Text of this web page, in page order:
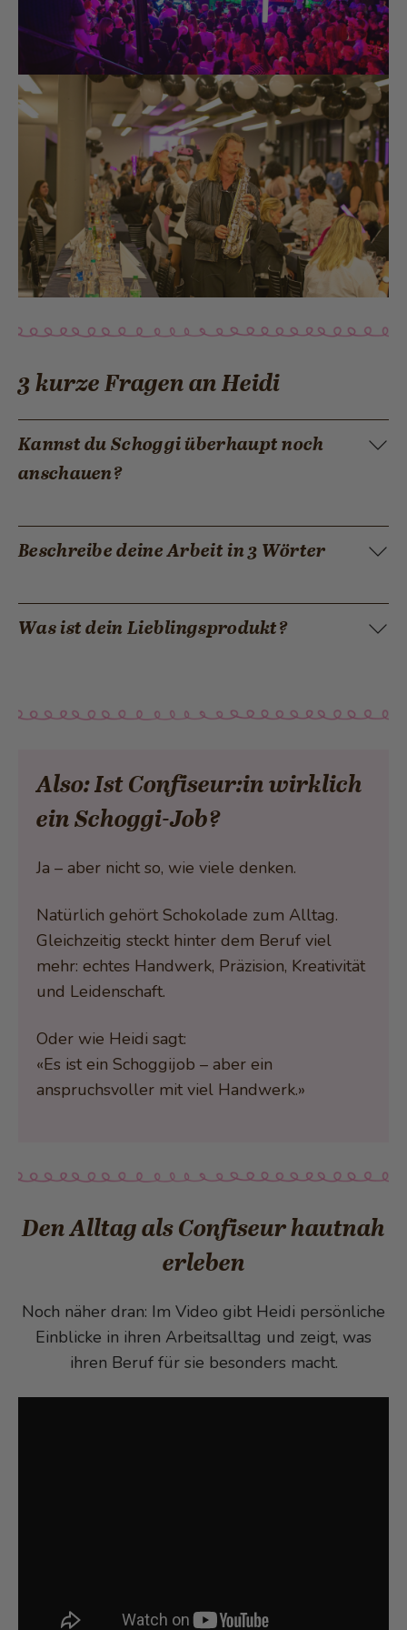
3 kurze Fragen an Heidi
Kannst du Schoggi überhaupt noch
anschauen?
Beschreibe deine Arbeit in 3 Wörter
Was ist dein Lieblingsprodukt?
Also: Ist Confiseur:in wirklich
ein Schoggi-Job?
Ja – aber nicht so, wie viele denken.
Natürlich gehört Schokolade zum Alltag.
Gleichzeitig steckt hinter dem Beruf viel
mehr: echtes Handwerk, Präzision, Kreativität
und Leidenschaft.
Oder wie Heidi sagt:
«Es ist ein Schoggijob – aber ein
anspruchsvoller mit viel Handwerk.»
Den Alltag als Confiseur hautnah
erleben
Noch näher dran: Im Video gibt Heidi persönliche
Einblicke in ihren Arbeitsalltag und zeigt, was
ihren Beruf für sie besonders macht.